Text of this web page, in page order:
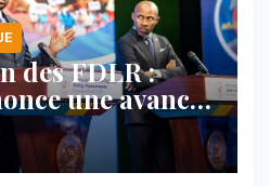
des FDLR :
une avancée
sa ligne